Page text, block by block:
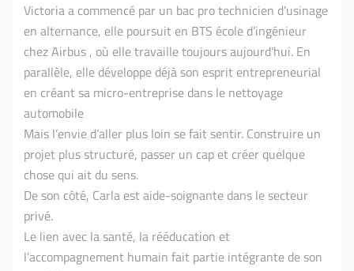
Victoria a commencé par un bac pro technicien d’usinage
en alternance, elle poursuit en BTS école d’ingénieur
chez Airbus , où elle travaille toujours aujourd’hui. En
parallèle, elle développe déjà son esprit entrepreneurial
en créant sa micro-entreprise dans le nettoyage
automobile
Mais l’envie d’aller plus loin se fait sentir. Construire un
projet plus structuré, passer un cap et créer quelque
chose qui ait du sens.
De son côté, Carla est aide-soignante dans le secteur
privé.
Le lien avec la santé, la rééducation et
l’accompagnement humain fait partie intégrante de son